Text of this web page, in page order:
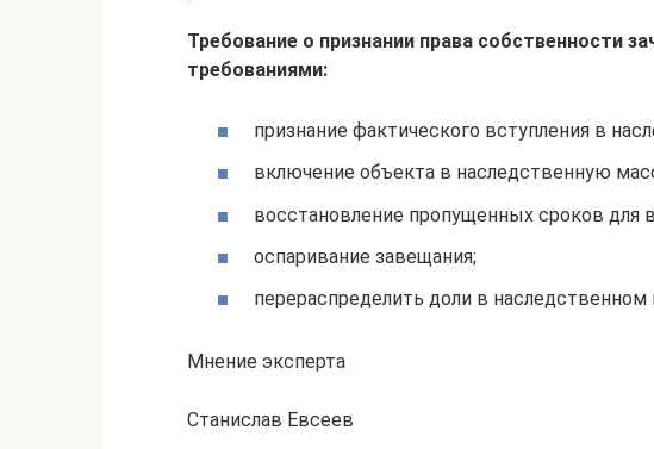
Требование о признании права собственности
требованиями:
признание фактического вступления в
включение объекта в наследственную
восстановление пропущенных сроков для
оспаривание завещания;
перераспределить доли в
Мнение эксперта
Станислав Евсеев